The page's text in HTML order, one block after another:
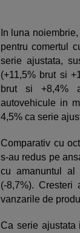
In luna
pentru comertul
serie ajustata,
(+11,5% brut si
brut si +8,4%
autovehicule in
4,5% ca serie
Comparativ cu
s-au redus pe
cu amanuntul al
(-8,7%). Cresteri
vanzarile de
Ca serie ajustata